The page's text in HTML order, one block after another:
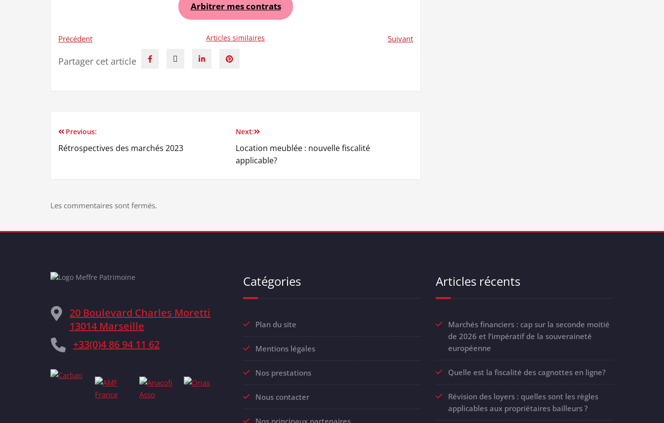
Arbitrer mes contrats
Précédent Articles similaires Suivant
Partager cet article
Previous:
Rétrospectives des marchés 2023
Next:
Location meublée : nouvelle fiscalité
applicable?
Les commentaires sont fermés.
20 Boulevard Charles Moretti
13014 Marseille
+33(0)4 86 94 11 62
Catégories
Plan du site
Mentions légales
Nos prestations
Nous contacter
Nos principaux partenaires
Articles récents
Marchés financiers : cap sur la seconde moitié
de 2026 et l’impératif de la souveraineté
européenne
Quelle est la fiscalité des cagnottes en ligne?
Révision des loyers : quelles sont les règles
applicables aux propriétaires bailleurs ?